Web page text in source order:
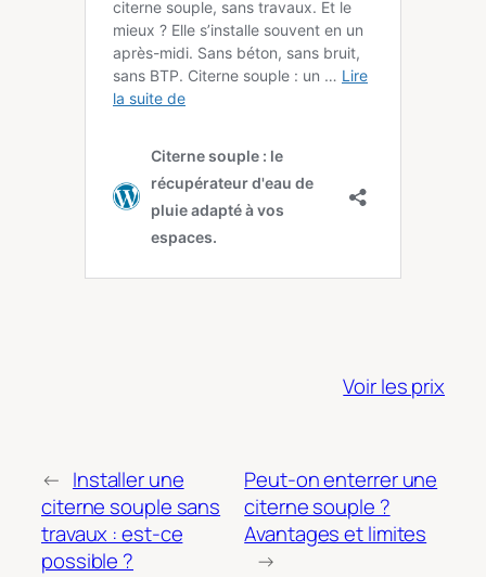
Voir les prix
← Installer une
citerne souple sans
travaux : est-ce
possible ?
Peut-on enterrer une
citerne souple ?
Avantages et limites
→